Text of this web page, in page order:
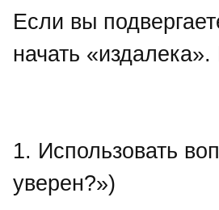
Если вы
начать
1. Использовать
уверен?»)